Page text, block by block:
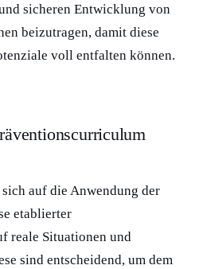
sicheren Entwicklung von
beizutragen, damit diese
voll entfalten können.
auf die Anwendung der
etablierter
reale Situationen und
sind entscheidend, um dem